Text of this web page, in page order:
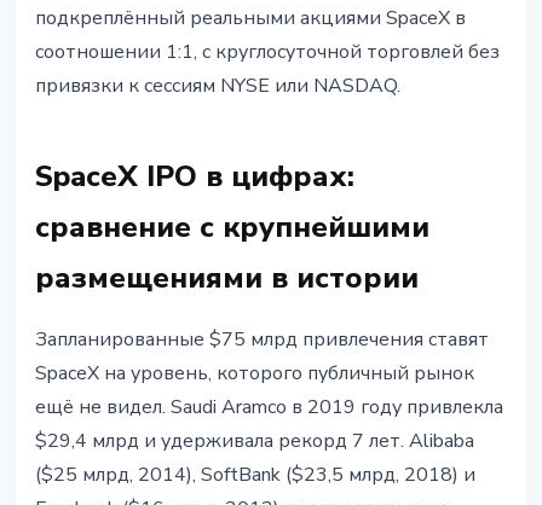
подкреплённый реальными акциями SpaceX в
соотношении 1:1, с круглосуточной торговлей без
привязки к сессиям NYSE или NASDAQ.
SpaceX IPO в цифрах:
сравнение с крупнейшими
размещениями в истории
Запланированные $75 млрд привлечения ставят
SpaceX на уровень, которого публичный рынок
ещё не видел. Saudi Aramco в 2019 году привлекла
$29,4 млрд и удерживала рекорд 7 лет. Alibaba
($25 млрд, 2014), SoftBank ($23,5 млрд, 2018) и